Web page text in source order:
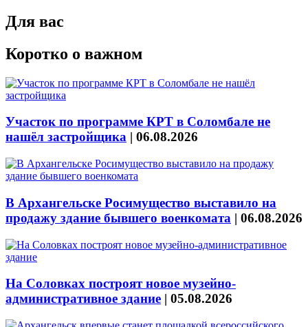
Для вас
Коротко о важном
Участок по программе КРТ в Соломбале не
нашёл застройщика | 06.08.2026
В Архангельске Росимущество выставило на
продажу здание бывшего военкомата | 06.08.2026
На Соловках построят новое музейно-
административное здание | 05.08.2026